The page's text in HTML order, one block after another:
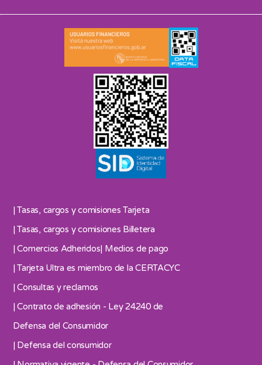
| Tasas, cargos y comisiones Tarjeta
| Tasas, cargos y comisiones Billetera
| Comercios Adheridos| Medios de pago
| Tarjeta Ultra es miembro de la CERTACYC
| Consultas y reclamos
| Contrato de adhesión - Ley 24240 de
Defensa del Consumidor
| Defensa del consumidor